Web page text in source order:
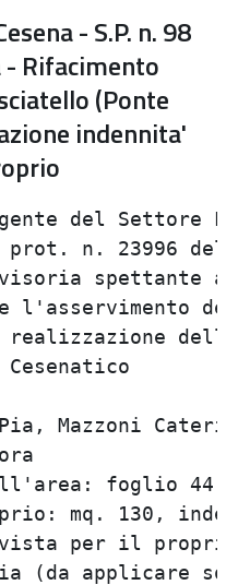
- S.P. n. 98
- Rifacimento
(Ponte
indennita'
del Settore
n. 23996 del
spettante ai
l'asservimento
Cesenatico
Mazzoni
foglio 44,
mq. 130,
per il
(da applicare